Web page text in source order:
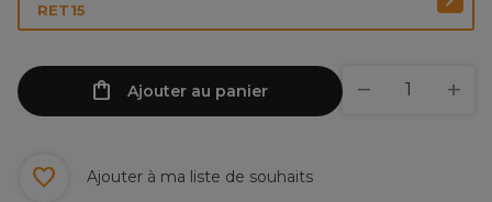
RET15
Ajouter au panier
Ajouter à ma liste de souhaits